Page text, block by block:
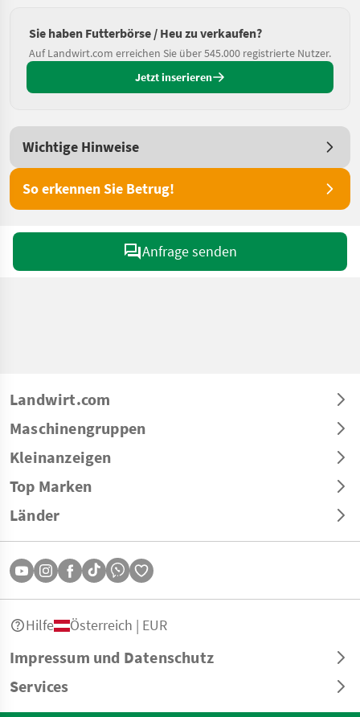
Sie haben Futterbörse / Heu zu verkaufen?
Auf Landwirt.com erreichen Sie über 545.000 registrierte Nutzer.
Jetzt inserieren
Wichtige Hinweise
So erkennen Sie Betrug!
Anfrage senden
Landwirt.com
Maschinengruppen
Kleinanzeigen
Top Marken
Länder
Impressum und Datenschutz
Services
Hilfe Österreich | EUR